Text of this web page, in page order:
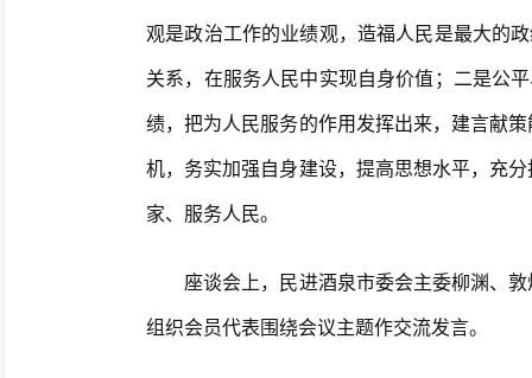
观是政治工作的业绩观，造福人民是最大的
关系，在服务人民中实现自身价值；二是公
绩，把为人民服务的作用发挥出来，建言献
机，务实加强自身建设，提高思想水平，充
家、服务人民。
座谈会上，民进酒泉市委会主委柳渊、敦
组织会员代表围绕会议主题作交流发言。